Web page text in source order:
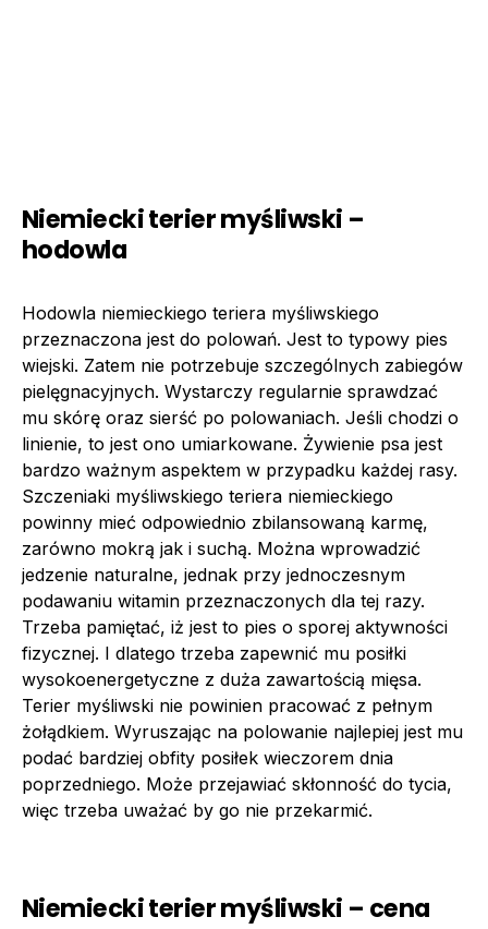
Niemiecki terier myśliwski –
hodowla
Hodowla niemieckiego teriera myśliwskiego
przeznaczona jest do polowań. Jest to typowy pies
wiejski. Zatem nie potrzebuje szczególnych zabiegów
pielęgnacyjnych. Wystarczy regularnie sprawdzać
mu skórę oraz sierść po polowaniach. Jeśli chodzi o
linienie, to jest ono umiarkowane. Żywienie psa jest
bardzo ważnym aspektem w przypadku każdej rasy.
Szczeniaki myśliwskiego teriera niemieckiego
powinny mieć odpowiednio zbilansowaną karmę,
zarówno mokrą jak i suchą. Można wprowadzić
jedzenie naturalne, jednak przy jednoczesnym
podawaniu witamin przeznaczonych dla tej razy.
Trzeba pamiętać, iż jest to pies o sporej aktywności
fizycznej. I dlatego trzeba zapewnić mu posiłki
wysokoenergetyczne z duża zawartością mięsa.
Terier myśliwski nie powinien pracować z pełnym
żołądkiem. Wyruszając na polowanie najlepiej jest mu
podać bardziej obfity posiłek wieczorem dnia
poprzedniego. Może przejawiać skłonność do tycia,
więc trzeba uważać by go nie przekarmić.
Niemiecki terier myśliwski – cena